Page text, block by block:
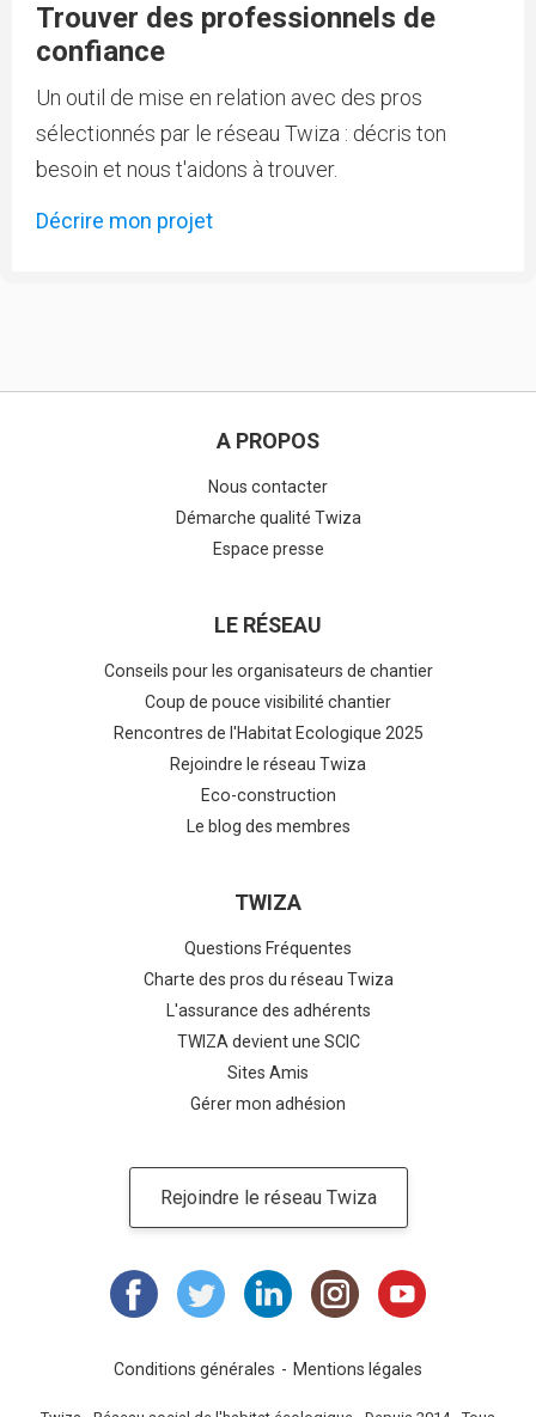
Trouver des professionnels de
confiance
Un outil de mise en relation avec des pros
sélectionnés par le réseau Twiza : décris ton
besoin et nous t'aidons à trouver.
Décrire mon projet
A PROPOS
Nous contacter
Démarche qualité Twiza
Espace presse
LE RÉSEAU
Conseils pour les organisateurs de chantier
Coup de pouce visibilité chantier
Rencontres de l'Habitat Ecologique 2025
Rejoindre le réseau Twiza
Eco-construction
Le blog des membres
TWIZA
Questions Fréquentes
Charte des pros du réseau Twiza
L'assurance des adhérents
TWIZA devient une SCIC
Sites Amis
Gérer mon adhésion
Rejoindre le réseau Twiza
Conditions générales Mentions légales